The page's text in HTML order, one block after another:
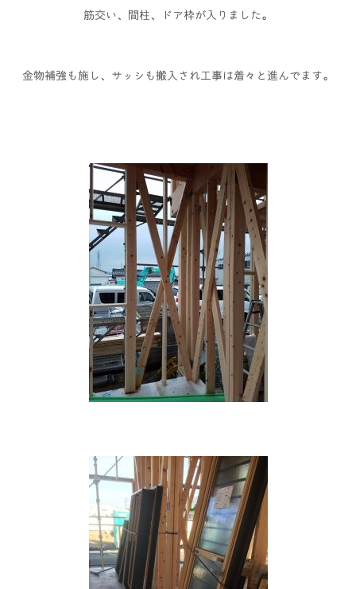
筋交い、間柱、ドア枠が入りました。
金物補強も施し、サッシも搬入され工事は着々と進んでます。